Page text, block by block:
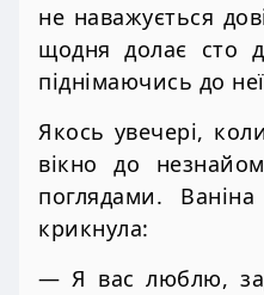
не наважується
щодня долає сто
піднімаючись до
Якось увечері,
вікно до
поглядами.
крикнула:
— Я вас люблю,